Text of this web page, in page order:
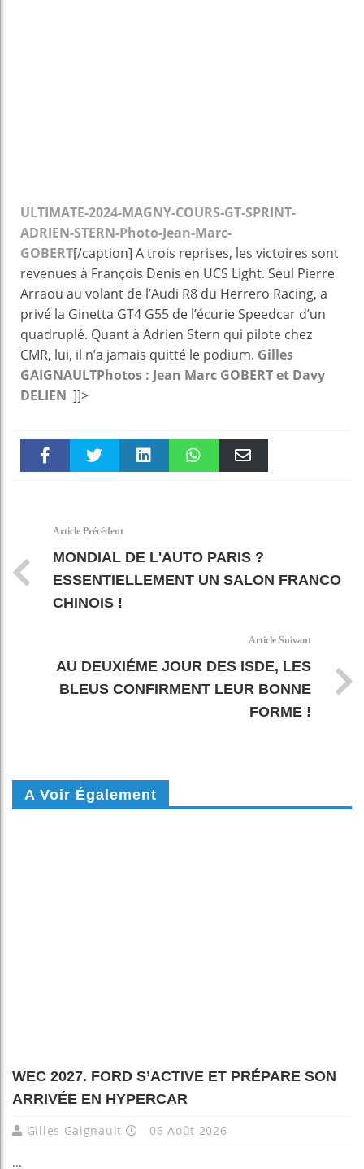
ULTIMATE-2024-MAGNY-COURS-GT-SPRINT-
ADRIEN-STERN-Photo-Jean-Marc-
GOBERT[/caption] A trois reprises, les victoires sont
revenues à François Denis en UCS Light. Seul Pierre
Arraou au volant de l’Audi R8 du Herrero Racing, a
privé la Ginetta GT4 G55 de l’écurie Speedcar d’un
quadruplé. Quant à Adrien Stern qui pilote chez
CMR, lui, il n’a jamais quitté le podium. Gilles
GAIGNAULTPhotos : Jean Marc GOBERT et Davy
DELIEN ]]>
Article Précédent
MONDIAL DE L'AUTO PARIS ?
ESSENTIELLEMENT UN SALON FRANCO
CHINOIS !
Article Suivant
AU DEUXIÉME JOUR DES ISDE, LES
BLEUS CONFIRMENT LEUR BONNE
FORME !
A Voir Également
WEC 2027. FORD S’ACTIVE ET PRÉPARE SON
ARRIVÉE EN HYPERCAR
Gilles Gaignault 06 Août 2026
...